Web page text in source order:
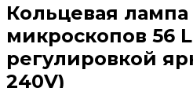
Кольцевая
микроскопов 56
регулировкой
240V)